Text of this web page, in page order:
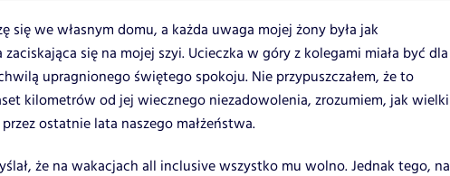
się we własnym domu, a każda uwaga mojej żony była jak
się na mojej szyi. Ucieczka w góry z kolegami miała być dla
upragnionego świętego spokoju. Nie przypuszczałem, że to
kilometrów od jej wiecznego niezadowolenia, zrozumiem, jak wielki
przez ostatnie lata naszego małżeństwa.
że na wakacjach all inclusive wszystko mu wolno. Jednak tego, na